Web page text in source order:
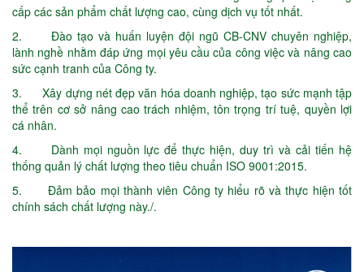
cấp các sản phẩm chất lượng cao, cùng dịch vụ tốt nhất.
2. Đào tạo và huấn luyện đội ngũ CB-CNV chuyên nghiệp,
lành nghề nhằm đáp ứng mọi yêu cầu của công việc và nâng cao
sức cạnh tranh của Công ty.
3. Xây dựng nét đẹp văn hóa doanh nghiệp, tạo sức mạnh tập
thể trên cơ sở nâng cao trách nhiệm, tôn trọng trí tuệ, quyền lợi
cá nhân.
4. Dành mọi nguồn lực để thực hiện, duy trì và cải tiến hệ
thống quản lý chất lượng theo tiêu chuẩn ISO 9001:2015.
5. Đảm bảo mọi thành viên Công ty hiểu rõ và thực hiện tốt
chính sách chất lượng này./.